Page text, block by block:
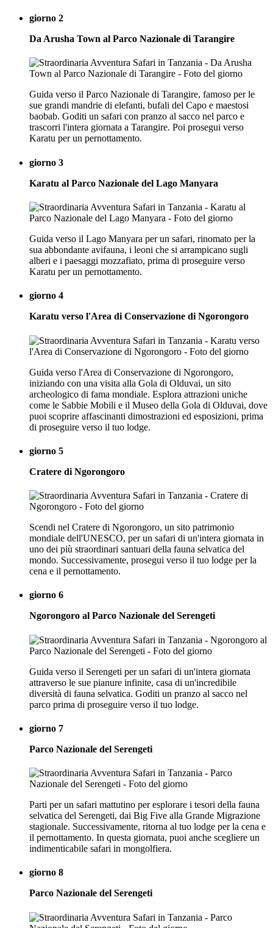
giorno 2
Da Arusha Town al Parco Nazionale di Tarangire
Guida verso il Parco Nazionale di Tarangire, famoso per le
sue grandi mandrie di elefanti, bufali del Capo e maestosi
baobab. Goditi un safari con pranzo al sacco nel parco e
trascorri l'intera giornata a Tarangire. Poi prosegui verso
Karatu per un pernottamento.
giorno 3
Karatu al Parco Nazionale del Lago Manyara
Guida verso il Lago Manyara per un safari, rinomato per la
sua abbondante avifauna, i leoni che si arrampicano sugli
alberi e i paesaggi mozzafiato, prima di proseguire verso
Karatu per un pernottamento.
giorno 4
Karatu verso l'Area di Conservazione di Ngorongoro
Guida verso l'Area di Conservazione di Ngorongoro,
iniziando con una visita alla Gola di Olduvai, un sito
archeologico di fama mondiale. Esplora attrazioni uniche
come le Sabbie Mobili e il Museo della Gola di Olduvai, dove
puoi scoprire affascinanti dimostrazioni ed esposizioni, prima
di proseguire verso il tuo lodge.
giorno 5
Cratere di Ngorongoro
Scendi nel Cratere di Ngorongoro, un sito patrimonio
mondiale dell'UNESCO, per un safari di un'intera giornata in
uno dei più straordinari santuari della fauna selvatica del
mondo. Successivamente, prosegui verso il tuo lodge per la
cena e il pernottamento.
giorno 6
Ngorongoro al Parco Nazionale del Serengeti
Guida verso il Serengeti per un safari di un'intera giornata
attraverso le sue pianure infinite, casa di un'incredibile
diversità di fauna selvatica. Goditi un pranzo al sacco nel
parco prima di proseguire verso il tuo lodge.
giorno 7
Parco Nazionale del Serengeti
Parti per un safari mattutino per esplorare i tesori della fauna
selvatica del Serengeti, dai Big Five alla Grande Migrazione
stagionale. Successivamente, ritorna al tuo lodge per la cena e
il pernottamento. In questa giornata, puoi anche scegliere un
indimenticabile safari in mongolfiera.
giorno 8
Parco Nazionale del Serengeti